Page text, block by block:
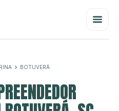
BOTUVERÁ